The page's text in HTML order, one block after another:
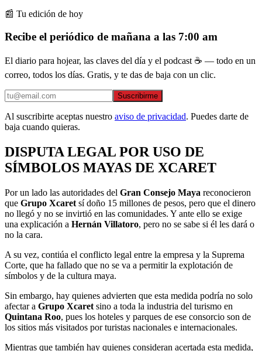
📰 Tu edición de hoy
Recibe el periódico de mañana a las 7:00 am
El diario para hojear, las claves del día y el podcast ☕ — todo en un
correo, todos los días. Gratis, y te das de baja con un clic.
Suscribirme
Al suscribirte aceptas nuestro aviso de privacidad. Puedes darte de
baja cuando quieras.
DISPUTA LEGAL POR USO DE
SÍMBOLOS MAYAS DE XCARET
Por un lado las autoridades del Gran Consejo Maya reconocieron
que Grupo Xcaret sí doño 15 millones de pesos, pero que el dinero
no llegó y no se invirtió en las comunidades. Y ante ello se exige
una explicación a Hernán Villatoro, pero no se sabe si él les dará o
no la cara.
A su vez, contiúa el conflicto legal entre la empresa y la Suprema
Corte, que ha fallado que no se va a permitir la explotación de
símbolos y de la cultura maya.
Sin embargo, hay quienes advierten que esta medida podría no solo
afectar a Grupo Xcaret sino a toda la industria del turismo en
Quintana Roo, pues los hoteles y parques de ese consorcio son de
los sitios más visitados por turistas nacionales e internacionales.
Mientras que también hay quienes consideran acertada esta medida,